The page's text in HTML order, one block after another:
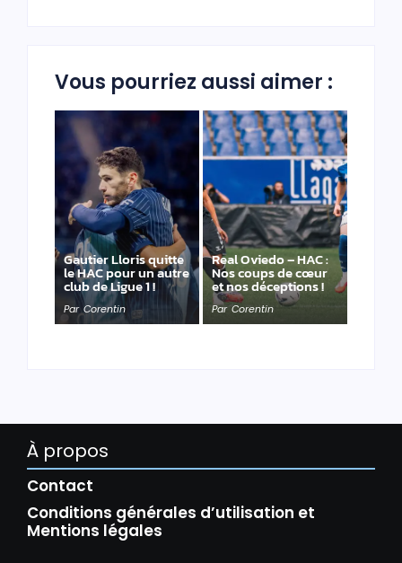
Vous pourriez aussi aimer :
Gautier Lloris quitte
le HAC pour un autre
club de Ligue 1 !
Par Corentin
Real Oviedo – HAC :
Nos coups de cœur
et nos déceptions !
Par Corentin
À propos
Contact
Conditions générales d’utilisation et
Mentions légales